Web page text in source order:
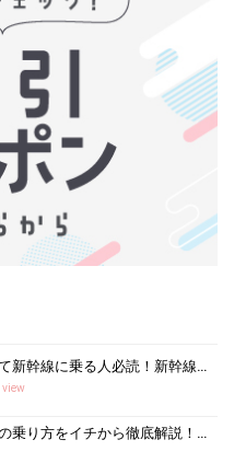
【初心者向け】はじめて新幹線に乗る人必読！新幹線の乗り方をイチから徹底解説
view
【初心者向け】飛行機の乗り方をイチから徹底解説！（国内線・国際線）